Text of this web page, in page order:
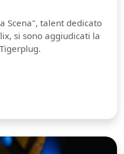
Scena", talent dedicato
si sono aggiudicati la